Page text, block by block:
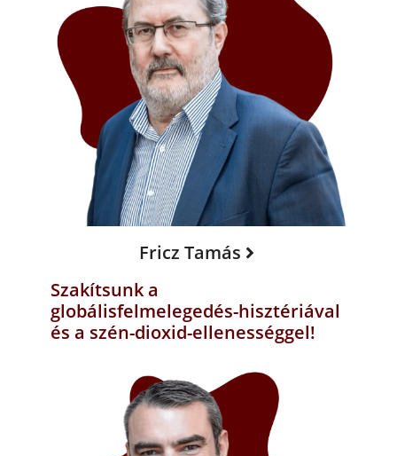
Fricz Tamás
Szakítsunk a
globálisfelmelegedés-hisztériával
és a szén-dioxid-ellenességgel!